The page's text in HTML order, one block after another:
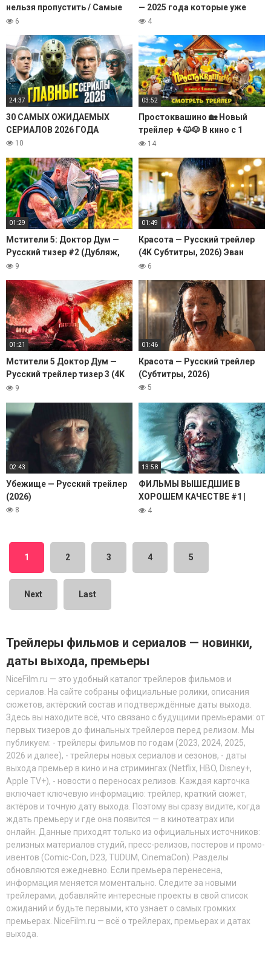
нельзя пропустить / Самые
ожидаемые сериалы года //
6
— 2025 года которые уже
вышли! / НОВЫЕ СЕРИАЛЫ
4
24:37
30 САМЫХ ОЖИДАЕМЫХ
СЕРИАЛОВ 2026 ГОДА
10
03:52
Простоквашино 🏡 Новый
трейлер 👦🐱🐶 В кино с 1
января
14
01:29
Мстители 5: Доктор Дум —
Русский тизер #2 (Дубляж,
2026) Тор
9
01:49
Красота — Русский трейлер
(4K Субтитры, 2026) Эван
Питерс
6
01:21
Мстители 5 Доктор Дум —
Русский трейлер тизер 3 (4K
Дубляж, 2026) Люди-Икс,
9
01:46
Красота — Русский трейлер
(Субтитры, 2026)
5
02:43
Убежище — Русский трейлер
(2026)
8
13:58
ФИЛЬМЫ ВЫШЕДШИЕ В
ХОРОШЕМ КАЧЕСТВЕ #1 |
Январь, 2026 | Новые фильмы
4
1 2 3 4 5
Next Last
Трейлеры фильмов и сериалов — новинки,
даты выхода, премьеры
NiceFilm.ru — это удобный каталог трейлеров фильмов и
сериалов. На сайте собраны официальные ролики, описания
сюжетов, актёрский состав и подтверждённые даты выхода.
Здесь вы находите всё, что связано с будущими премьерами: от
первых тизеров до финальных трейлеров перед релизом. Мы
публикуем: - трейлеры фильмов по годам (2023, 2024, 2025,
2026 и далее), - трейлеры новых сериалов и сезонов, - даты
выхода премьер в кино и на стримингах (Netflix, HBO, Disney+,
Apple TV+), - новости о переносах релизов. Каждая карточка
включает ключевую информацию: трейлер, краткий сюжет,
актёров и точную дату выхода. Поэтому вы сразу видите, когда
ждать премьеру и где она появится — в кинотеатрах или
онлайн. Данные приходят только из официальных источников:
релизных материалов студий, пресс-релизов, постеров и промо-
ивентов (Comic-Con, D23, TUDUM, CinemaCon). Разделы
обновляются ежедневно. Если премьера перенесена,
информация меняется моментально. Следите за новыми
трейлерами, добавляйте интересные проекты в свой список
ожиданий и будьте первыми, кто узнает о самых громких
премьерах. NiceFilm.ru — всё о трейлерах, премьерах и датах
выхода.